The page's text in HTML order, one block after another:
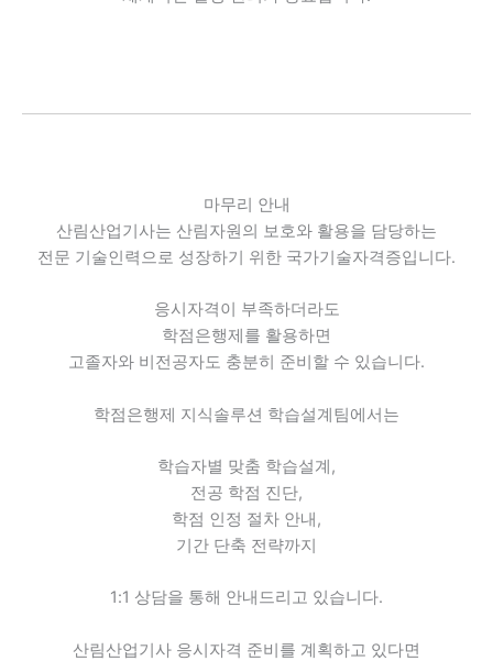
마무리 안내
산림산업기사는 산림자원의 보호와 활용을 담당하는
전문 기술인력으로 성장하기 위한 국가기술자격증입니다.
응시자격이 부족하더라도
학점은행제를 활용하면
고졸자와 비전공자도 충분히 준비할 수 있습니다.
학점은행제 지식솔루션 학습설계팀에서는
학습자별 맞춤 학습설계,
전공 학점 진단,
학점 인정 절차 안내,
기간 단축 전략까지
1:1 상담을 통해 안내드리고 있습니다.
산림산업기사 응시자격 준비를 계획하고 있다면